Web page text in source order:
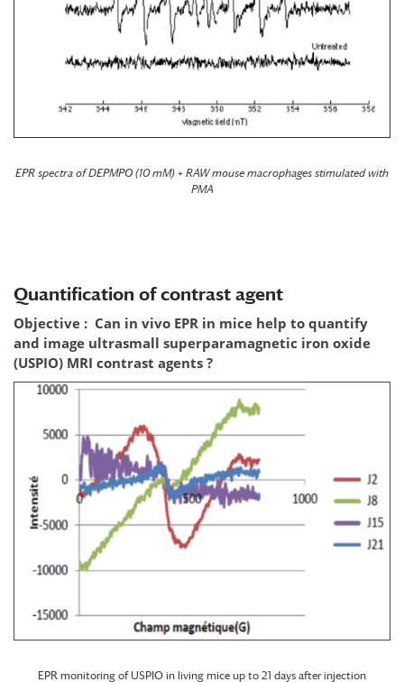
EPR spectra of DEPMPO(10 mM) + RAWmouse macrophages stimulated with
PMA
Quantification of contrast agent
Objective : Can in vivo EPR in mice help to quantify
and image ultrasmall superparamagnetic iron oxide
(USPIO) MRI contrast agents ?
EPR monitoring of USPIO in living mice up to 21 days after injection